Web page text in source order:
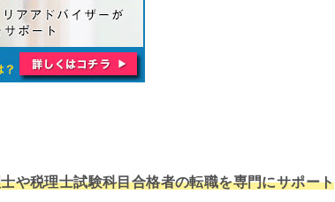
や税理士試験科目合格者の転職を専門にサポート